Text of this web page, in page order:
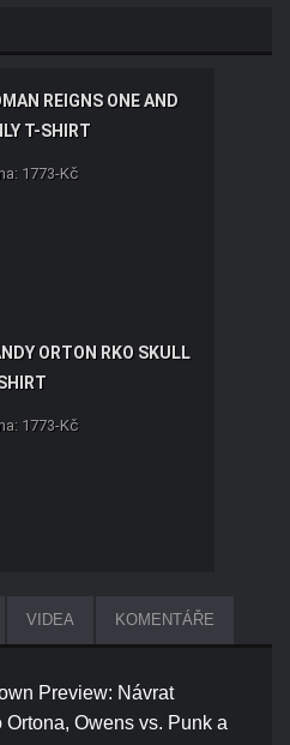
REIGNS ONE AND
T-SHIRT
1773-Kč
ORTON RKO SKULL
1773-Kč
VIDEA KOMENTÁŘE
Preview: Návrat
Ortona, Owens vs. Punk a